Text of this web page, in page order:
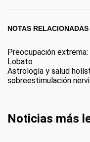
NOTAS RELACIONADAS
Preocupación
Lobato
Astrología y salud
sobreestimulación
Noticias más